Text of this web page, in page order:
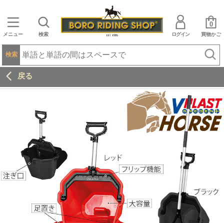
メニュー 検索 ログイン 買物かご
0
検索
戻る